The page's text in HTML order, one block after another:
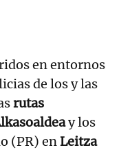
en entornos
de los y las
rutas
y los
(PR) enLeitza